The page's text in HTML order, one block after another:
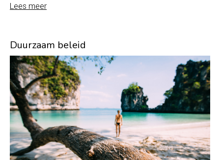
Lees meer
Duurzaam beleid